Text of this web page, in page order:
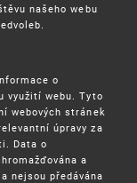
našeho webu
o
využití webu. Tyto
webových stránek
úpravy za
Data o
a
nejsou předávána